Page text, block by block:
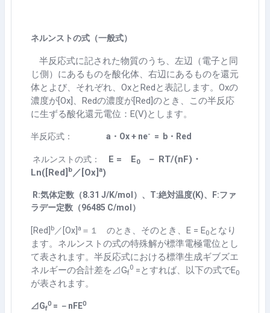
ネルンストの式（一般式）
半反応式に記された物質のうち、左辺（電子と同
じ側）にあるものを酸化体、右辺にあるものを還元
体とよび、それぞれ、 OxとRedと表記します。 Oxの
濃度が[Ox] 、 Redの濃度が[Red]のとき、この半反応
に生ずる酸化還元電位： E(V)とします。
半反応式： a ・ Ox + ne- = b ・ Red
ネルンストの式： E = E0 － RT/(nF) ・
Ln([Red] b／ [Ox] a)
R:気体定数（8.31 J/K/mol）、T:絶対温度(K)、F:ファ
ラデー定数（96485 C/mol）
[Red] b ／ [Ox] a ＝１ のとき 、そのとき、E = E0となり
ます。ネルンストの式の特殊解が標準電極電位とし
て表されます。半反応式における標準生成ギブズエ
ネルギーの合計差を⊿Gf
0 =とすれば、以下の式でE0
が表されます。
⊿Gf
0 = － nFE0